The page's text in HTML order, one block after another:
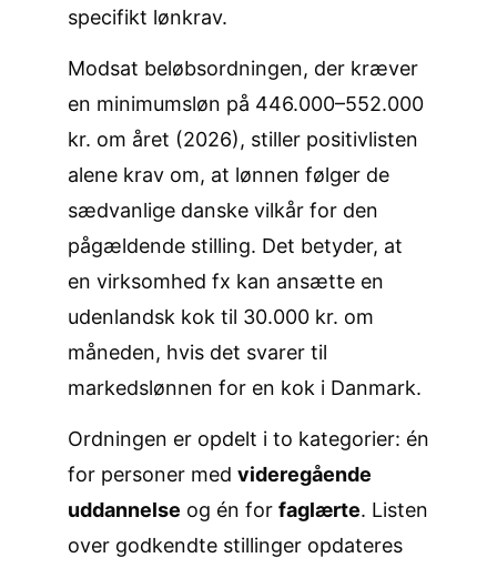
specifikt lønkrav.
Modsat beløbsordningen, der kræver
en minimumsløn på 446.000–552.000
kr. om året (2026), stiller positivlisten
alene krav om, at lønnen følger de
sædvanlige danske vilkår for den
pågældende stilling. Det betyder, at
en virksomhed fx kan ansætte en
udenlandsk kok til 30.000 kr. om
måneden, hvis det svarer til
markedslønnen for en kok i Danmark.
Ordningen er opdelt i to kategorier: én
for personer med videregående
uddannelse og én for faglærte. Listen
over godkendte stillinger opdateres